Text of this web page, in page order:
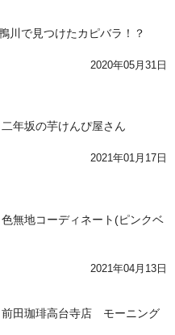
川で見つけたカピバラ！？
2020年05月31日
年坂の芋けんぴ屋さん
2021年01月17日
無地コーディネート(ピンクベ
2021年04月13日
田珈琲高台寺店 モーニング